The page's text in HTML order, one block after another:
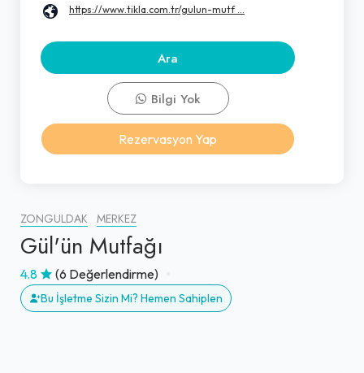
ZONGULDAK MERKEZ
Gül'ün Mutfağı
4.8 (6 Değerlendirme)
Bu İşletme Sizin Mi? Hemen Sahiplen
https://www.tikla.com.tr/gulun-mutf ...
Ara
Bilgi Yok
Rezervasyon Yap